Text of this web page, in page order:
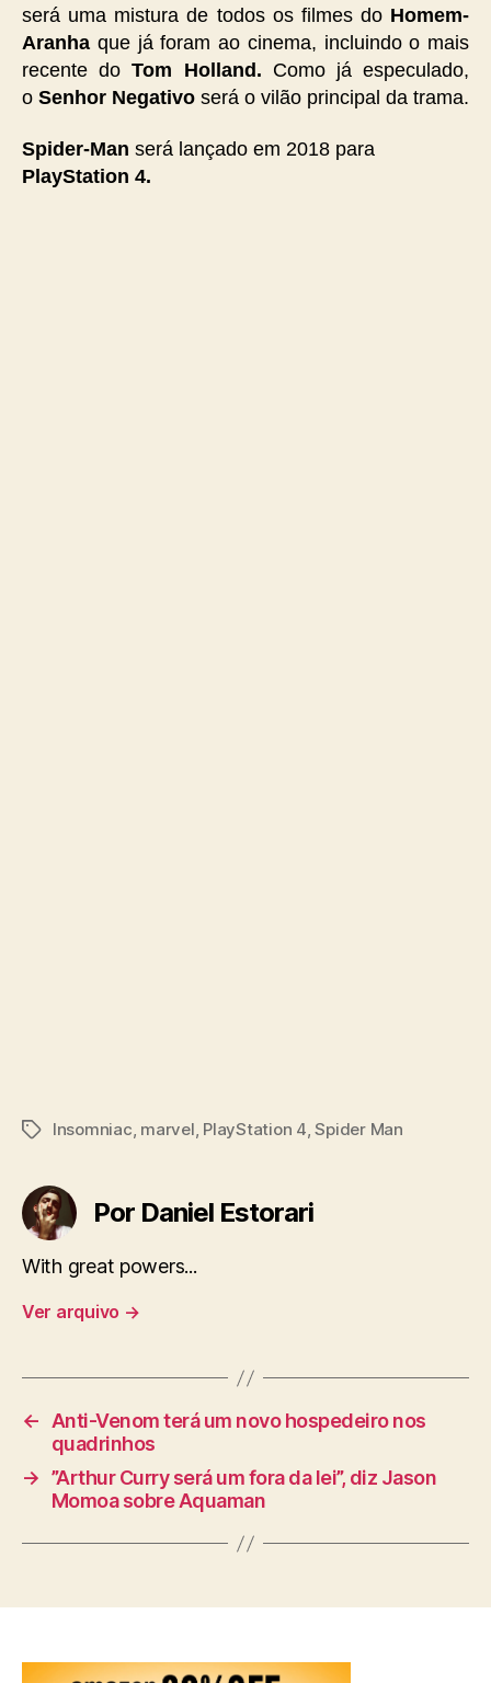
será uma mistura de todos os filmes do Homem-
Aranha que já foram ao cinema, incluindo o mais
recente doTom Holland. Como já especulado,
o Senhor Negativo será o vilão principal da trama.
Spider-Man será lançado em 2018 para
PlayStation 4.
TagsInsomniac, marvel, PlayStation 4,Spider Man
Por Daniel Estorari
With great powers...
Ver arquivo →
←
Anti-Venom terá um novo hospedeiro nos
quadrinhos
→ ”Arthur Curry será um fora da lei”, diz Jason
Momoa sobre Aquaman